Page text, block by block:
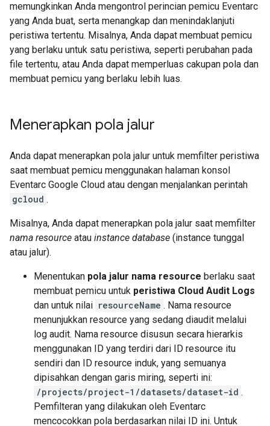
memungkinkan Anda mengontrol perincian pemicu Eventarc
yang Anda buat, serta menangkap dan menindaklanjuti
peristiwa tertentu. Misalnya, Anda dapat membuat pemicu
yang berlaku untuk satu peristiwa, seperti perubahan pada
file tertentu, atau Anda dapat memperluas cakupan pola dan
membuat pemicu yang berlaku lebih luas.
Menerapkan pola jalur
Anda dapat menerapkan pola jalur untuk memfilter peristiwa
saat membuat pemicu menggunakan halaman konsol
Eventarc Google Cloud atau dengan menjalankan perintah
gcloud .
Misalnya, Anda dapat menerapkan pola jalur saat memfilter
nama resource atau instance database (instance tunggal
atau jalur).
Menentukan pola jalur nama resource berlaku saat
membuat pemicu untuk peristiwa Cloud Audit Logs
dan untuk nilai resourceName . Nama resource
menunjukkan resource yang sedang diaudit melalui
log audit. Nama resource disusun secara hierarkis
menggunakan ID yang terdiri dari ID resource itu
sendiri dan ID resource induk, yang semuanya
dipisahkan dengan garis miring, seperti ini:
/projects/project-1/datasets/dataset-id .
Pemfilteran yang dilakukan oleh Eventarc
mencocokkan pola berdasarkan nilai ID ini. Untuk